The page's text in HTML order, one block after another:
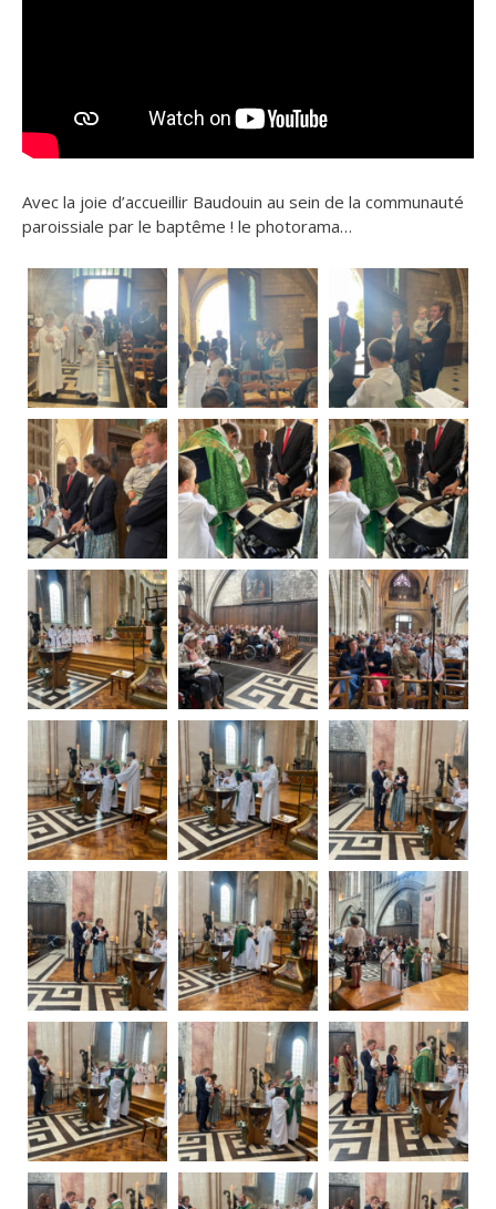
Avec la joie d’accueillir Baudouin au sein de la communauté
paroissiale par le baptême ! le photorama…